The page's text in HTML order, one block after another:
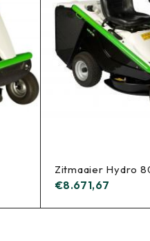
Zitmaaier Hydro
€8.671,67